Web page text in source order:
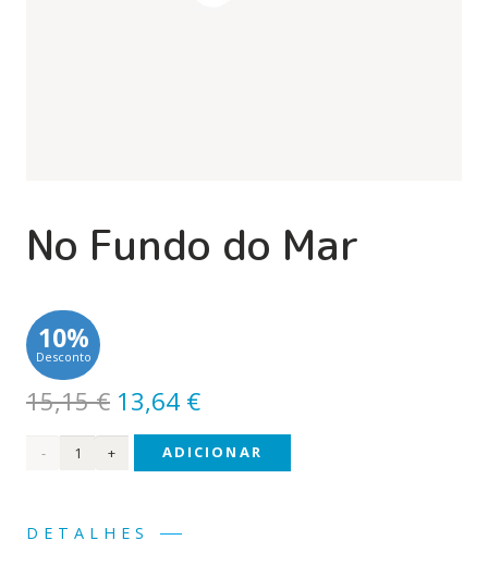
No Fundo do Mar
10%
Desconto
15,15€ O
preço
original
15,15 €.
13,64 €O
preço
atual
Quantidade
ADICIONAR
DETALHES